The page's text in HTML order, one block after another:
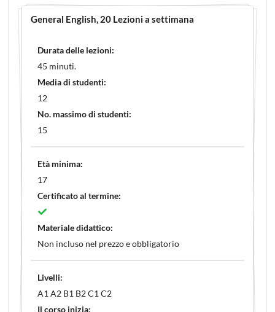
General English, 20 Lezioni a settimana
Durata delle lezioni:
45 minuti.
Media di studenti:
12
No. massimo di studenti:
15
Età minima:
17
Certificato al termine:
Materiale didattico:
Non incluso nel prezzo e obbligatorio
Livelli:
A1 A2 B1 B2 C1 C2
Il corso inizia: